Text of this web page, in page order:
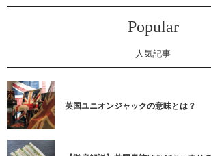
Popular
人気記事
英国ユニオンジャックの意味とは？